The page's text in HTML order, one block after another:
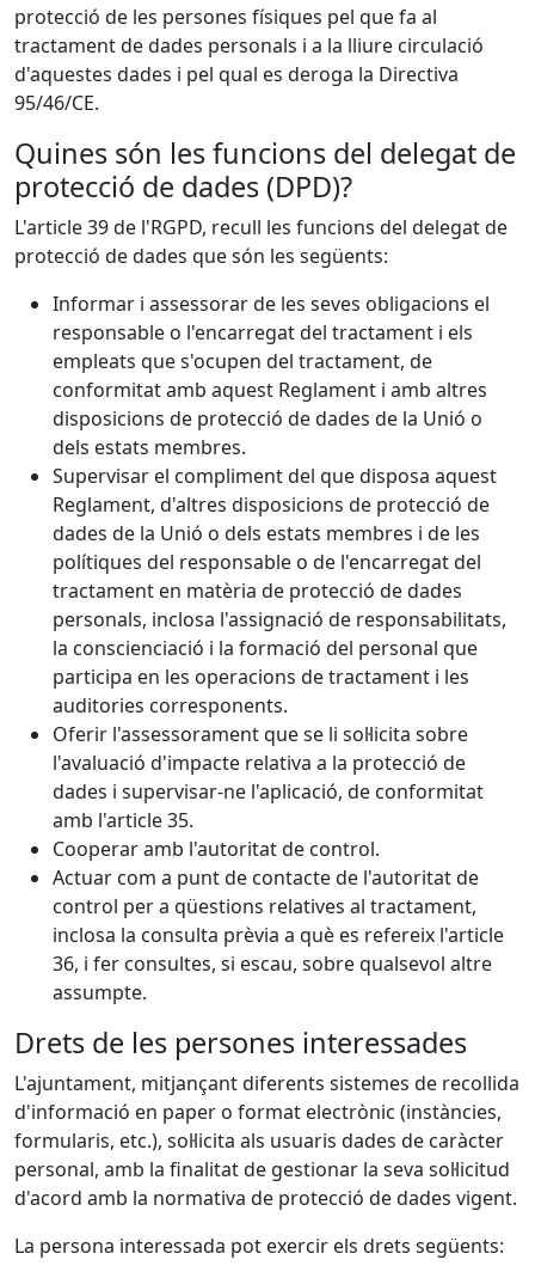
protecció de les persones físiques pel que fa al
tractament de dades personals i a la lliure circulació
d'aquestes dades i pel qual es deroga la Directiva
95/46/CE.
Quines són les funcions del delegat de
protecció de dades (DPD)?
L'article 39 de l'RGPD, recull les funcions del delegat de
protecció de dades que són les següents:
Informar i assessorar de les seves obligacions el
responsable o l'encarregat del tractament i els
empleats que s'ocupen del tractament, de
conformitat amb aquest Reglament i amb altres
disposicions de protecció de dades de la Unió o
dels estats membres.
Supervisar el compliment del que disposa aquest
Reglament, d'altres disposicions de protecció de
dades de la Unió o dels estats membres i de les
polítiques del responsable o de l'encarregat del
tractament en matèria de protecció de dades
personals, inclosa l'assignació de responsabilitats,
la conscienciació i la formació del personal que
participa en les operacions de tractament i les
auditories corresponents.
Oferir l'assessorament que se li sol·licita sobre
l'avaluació d'impacte relativa a la protecció de
dades i supervisar-ne l'aplicació, de conformitat
amb l'article 35.
Cooperar amb l'autoritat de control.
Actuar com a punt de contacte de l'autoritat de
control per a qüestions relatives al tractament,
inclosa la consulta prèvia a què es refereix l'article
36, i fer consultes, si escau, sobre qualsevol altre
assumpte.
Drets de les persones interessades
L'ajuntament, mitjançant diferents sistemes de recollida
d'informació en paper o format electrònic (instàncies,
formularis, etc.), sol·licita als usuaris dades de caràcter
personal, amb la finalitat de gestionar la seva sol·licitud
d'acord amb la normativa de protecció de dades vigent.
La persona interessada pot exercir els drets següents: